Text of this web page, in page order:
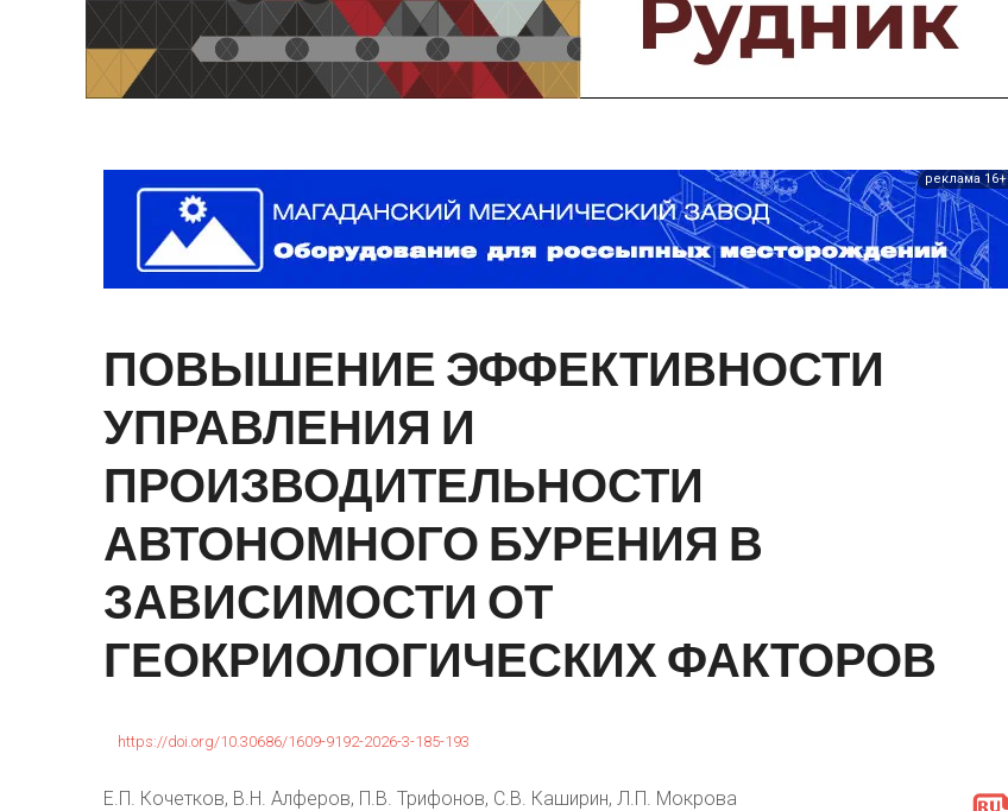
Предприятия и компании
Интервью
Выставки, Конференции
реклама 16+
ПОВЫШЕНИЕЭФФЕКТИВНОСТИ
УПРАВЛЕНИЯ И
ПРОИЗВОДИТЕЛЬНОСТИ
АВТОНОМНОГОБУРЕНИЯ В
ЗАВИСИМОСТИ ОТ
ГЕОКРИОЛОГИЧЕСКИХФАКТОРОВ
https://doi.org/10.30686/1609-9192-2026-3-185-193
Е.П. Кочетков, В.Н. Алферов, П.В. Трифонов, С.В. Каширин, Л.П. Мокрова